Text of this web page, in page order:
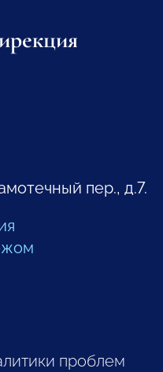
пер., д.7.
проблем